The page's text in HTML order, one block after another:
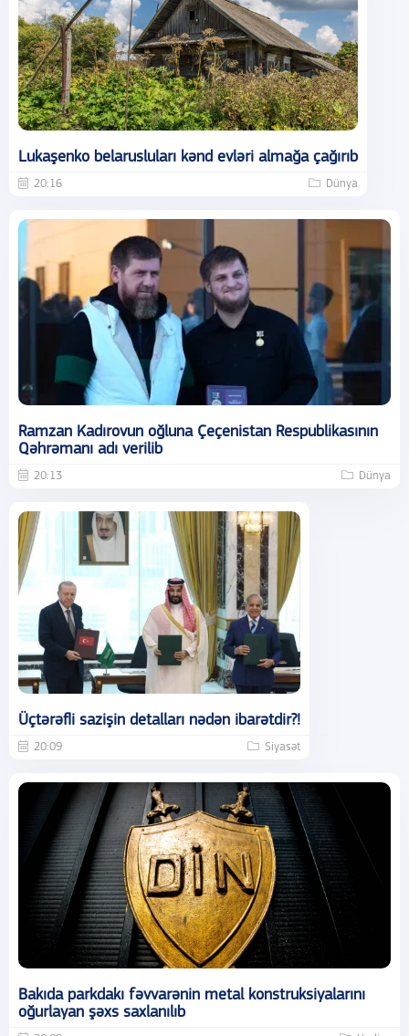
Lukaşenko belarusluları kənd evləri almağa çağırıb
20:16 Dünya
Ramzan Kadırovun oğluna Çeçenistan Respublikasının
Qəhrəmanı adı verilib
20:13 Dünya
Üçtərəfli sazişin detalları nədən ibarətdir?!
20:09 Siyasət
Bakıda parkdakı fəvvarənin metal konstruksiyalarını
oğurlayan şəxs saxlanılıb